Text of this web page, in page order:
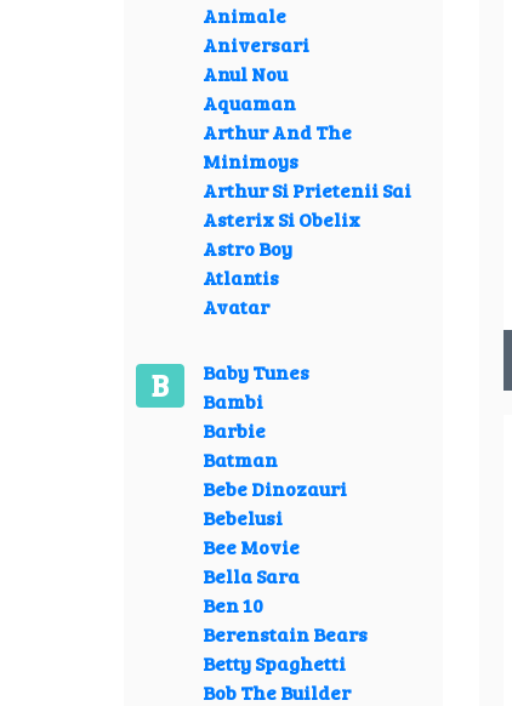
Animale
Aniversari
Anul Nou
Aquaman
Arthur And The
Minimoys
Arthur Si Prietenii Sai
Asterix Si Obelix
Astro Boy
Atlantis
Avatar
B
Baby Tunes
Bambi
Barbie
Batman
Bebe Dinozauri
Bebelusi
Bee Movie
Bella Sara
Ben 10
Berenstain Bears
Betty Spaghetti
Bob The Builder